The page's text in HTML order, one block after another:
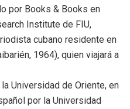
por Books & Books en
Institute de FIU,
cubano residente en
1964), quien viajará a
Universidad de Oriente, en
por la Universidad